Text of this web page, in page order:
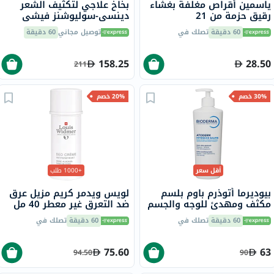
ياسمين أقراص مغلفة بغشاء
رقيق حزمة من 21
60 دقيقة تصلك في
28.50
بخاخ علاجي لتكثيف الشعر
دينسي-سوليوشنز فيشي
ديركوس، 100 ملتوصيل مجاني60 دقيقة
158.25
211
30% خصم
أقل سعر
بيوديرما أتوذرم باوم بلسم
مكثف ومهدئ للوجه والجسم
500 مل 60 دقيقة تصلك في
63
90
20% خصم
+1000 طلب
لويس ويدمر كريم مزيل عرق
ضد التعرق غير معطر 40 مل
60 دقيقة تصلك في
75.60
94.50